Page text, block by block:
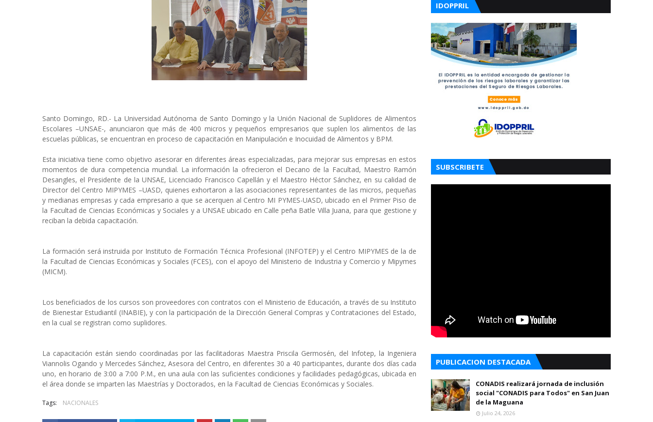
Santo Domingo, RD.- La Universidad Autónoma de Santo Domingo y la Unión Nacional de Suplidores de Alimentos
Escolares –UNSAE-, anunciaron que más de 400 micros y pequeños empresarios que suplen los alimentos de las
escuelas públicas, se encuentran en proceso de capacitación en Manipulación e Inocuidad de Alimentos y BPM.
Esta iniciativa tiene como objetivo asesorar en diferentes áreas especializadas, para mejorar sus empresas en estos
momentos de dura competencia mundial. La información la ofrecieron el Decano de la Facultad, Maestro Ramón
Desangles, el Presidente de la UNSAE, Licenciado Francisco Capellán y el Maestro Héctor Sánchez, en su calidad de
Director del Centro MIPYMES –UASD, quienes exhortaron a las asociaciones representantes de las micros, pequeñas
y medianas empresas y cada empresario a que se acerquen al Centro MI PYMES-UASD, ubicado en el Primer Piso de
la Facultad de Ciencias Económicas y Sociales y a UNSAE ubicado en Calle peña Batle Villa Juana, para que gestione y
reciban la debida capacitación.
La formación será instruida por Instituto de Formación Técnica Profesional (INFOTEP) y el Centro MIPYMES de la de
la Facultad de Ciencias Económicas y Sociales (FCES), con el apoyo del Ministerio de Industria y Comercio y Mipymes
(MICM).
Los beneficiados de los cursos son proveedores con contratos con el Ministerio de Educación, a través de su Instituto
de Bienestar Estudiantil (INABIE), y con la participación de la Dirección General Compras y Contrataciones del Estado,
en la cual se registran como suplidores.
La capacitación están siendo coordinadas por las facilitadoras Maestra Priscila Germosén, del Infotep, la Ingeniera
Viannolis Ogando y Mercedes Sánchez, Asesora del Centro, en diferentes 30 a 40 participantes, durante dos días cada
uno, en horario de 3:00 a 7:00 P.M., en una aula con las suficientes condiciones y facilidades pedagógicas, ubicada en
el área donde se imparten las Maestrías y Doctorados, en la Facultad de Ciencias Económicas y Sociales.
Tags: NACIONALES
IDOPPRIL
SUBSCRIBETE
PUBLICACION DESTACADA
CONADIS realizará jornada de inclusión
social "CONADIS para Todos" en San Juan
de la Maguana
Julio 24, 2026